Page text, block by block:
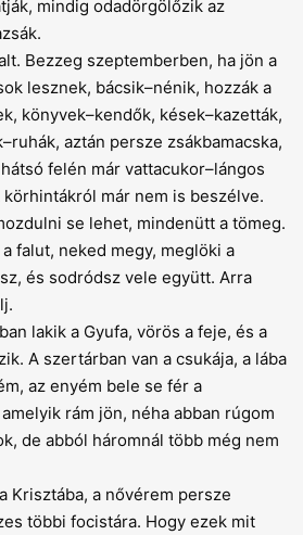
mindig odadörgölőzik az
Bezzeg szeptemberben, ha jön a
lesznek, bácsik–nénik, hozzák a
könyvek–kendők, kések–kazetták,
aztán persze zsákbamacska,
felén már vattacukor–lángos
már nem is beszélve.
se lehet, mindenütt a tömeg.
falut, neked megy, meglöki a
és sodródsz vele együtt. Arra
lakik a Gyufa, vörös a feje, és a
A szertárban van a csukája, a lába
az enyém bele se fér a
rám jön, néha abban rúgom
de abból háromnál több még nem
Krisztába, a nővérem persze
többi focistára. Hogy ezek mit